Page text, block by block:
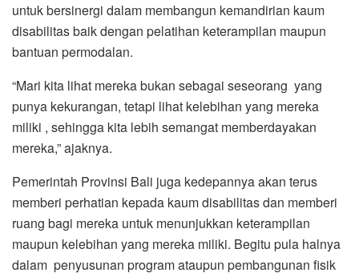
untuk bersinergi dalam membangun kemandirian kaum
disabilitas baik dengan pelatihan keterampilan maupun
bantuan permodalan.
“Mari kita lihat mereka bukan sebagai seseorang yang
punya kekurangan, tetapi lihat kelebihan yang mereka
miliki , sehingga kita lebih semangat memberdayakan
mereka,” ajaknya.
Pemerintah Provinsi Bali juga kedepannya akan terus
memberi perhatian kepada kaum disabilitas dan memberi
ruang bagi mereka untuk menunjukkan keterampilan
maupun kelebihan yang mereka miliki. Begitu pula halnya
dalam penyusunan program ataupun pembangunan fisik